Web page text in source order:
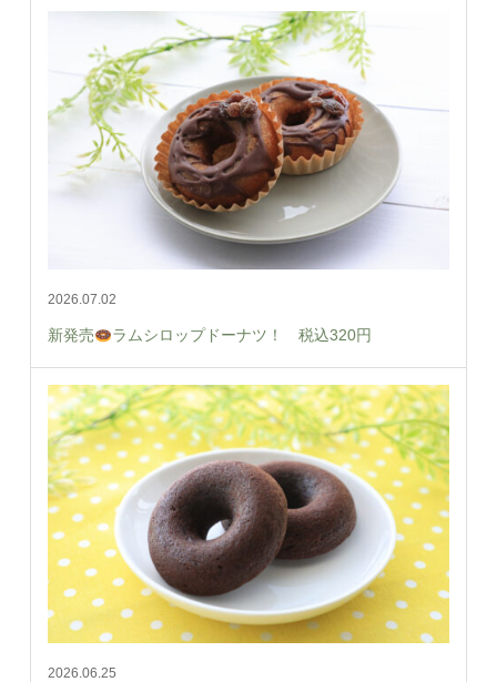
2026.07.02
新発売 ラムシロップドーナツ！ 税込320円
2026.06.25